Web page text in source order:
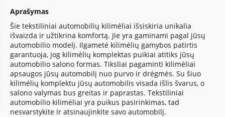
Aprašymas
Šie tekstiliniai automobilių kilimėliai išsiskiria unikalia
išvaizda ir užtikrina komfortą. Jie yra gaminami pagal jūsų
automobilio modelį. Ilgametė kilimėlių gamybos patirtis
garantuoja, jog kilimėlių komplektas puikiai atitiks jūsų
automobilio salono formas. Tiksliai pagaminti kilimėliai
apsaugos jūsų automobilį nuo purvo ir drėgmės. Su šiuo
kilimėlių komplektu jūsų automobilis visada išlis švarus, o
salono valymas bus greitas ir paprastas. Tekstiliniai
automobilio kilimėliai yra puikus pasirinkimas, tad
nesvarstykite ir atsinaujinkite savo automobilį.